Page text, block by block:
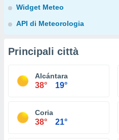
Widget Meteo
API di Meteorologia
Principali città
Alcántara
38° 19°
Coria
38° 21°